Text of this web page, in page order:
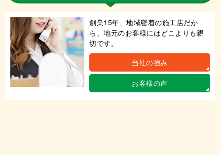
創業15年、地域密着の施工店だか
ら、地元のお客様にはどこよりも親
切です。
当社の強み
お客様の声